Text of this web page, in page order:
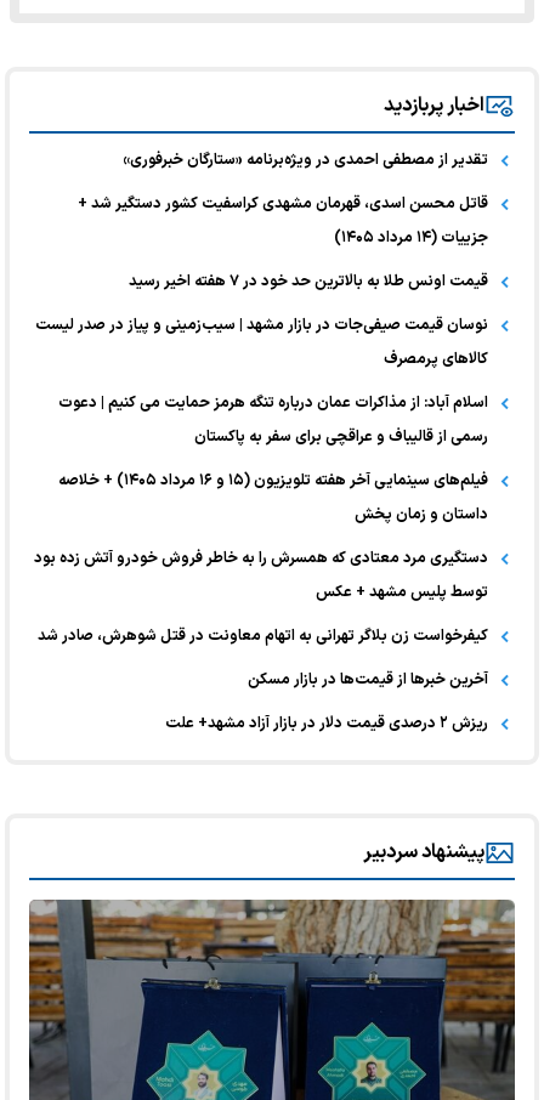
اخبار پربازدید
تقدیر از مصطفی احمدی در ویژه‌برنامه «ستارگان خبرفوری»
قاتل محسن اسدی، قهرمان مشهدی کراسفیت کشور دستگیر شد +
جزییات (۱۴ مرداد ۱۴۰۵)
قیمت اونس طلا به بالاترین حد خود در ۷ هفته اخیر رسید
نوسان قیمت صیفی‌جات در بازار مشهد | سیب‌زمینی و پیاز در صدر لیست
کالا‌های پرمصرف
اسلام آباد: از مذاکرات عمان درباره تنگه هرمز حمایت می کنیم | دعوت
رسمی از قالیباف و عراقچی برای سفر به پاکستان
فیلم‌های سینمایی آخر هفته تلویزیون (۱۵ و ۱۶ مرداد ۱۴۰۵) + خلاصه
داستان و زمان پخش
دستگیری مرد معتادی که همسرش را به خاطر فروش خودرو آتش زده بود
توسط پلیس مشهد + عکس
کیفرخواست زن بلاگر تهرانی به اتهام معاونت در قتل شوهرش، صادر شد
آخرین خبر‌ها از قیمت‌ها در بازار مسکن
ریزش ۲ درصدی قیمت دلار در بازار آزاد مشهد+ علت
پیشنهاد سردبیر